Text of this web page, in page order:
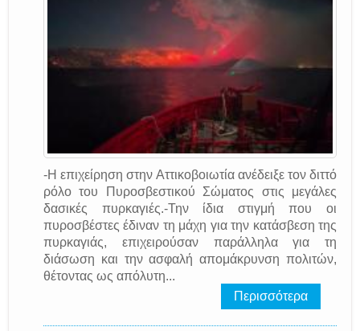
-Η επιχείρηση στην Αττικοβοιωτία ανέδειξε τον διττό
ρόλο του Πυροσβεστικού Σώματος στις μεγάλες
δασικές πυρκαγιές.-Την ίδια στιγμή που οι
πυροσβέστες έδιναν τη μάχη για την κατάσβεση της
πυρκαγιάς, επιχειρούσαν παράλληλα για τη
διάσωση και την ασφαλή απομάκρυνση πολιτών,
θέτοντας ως απόλυτη...
Περισσότερα